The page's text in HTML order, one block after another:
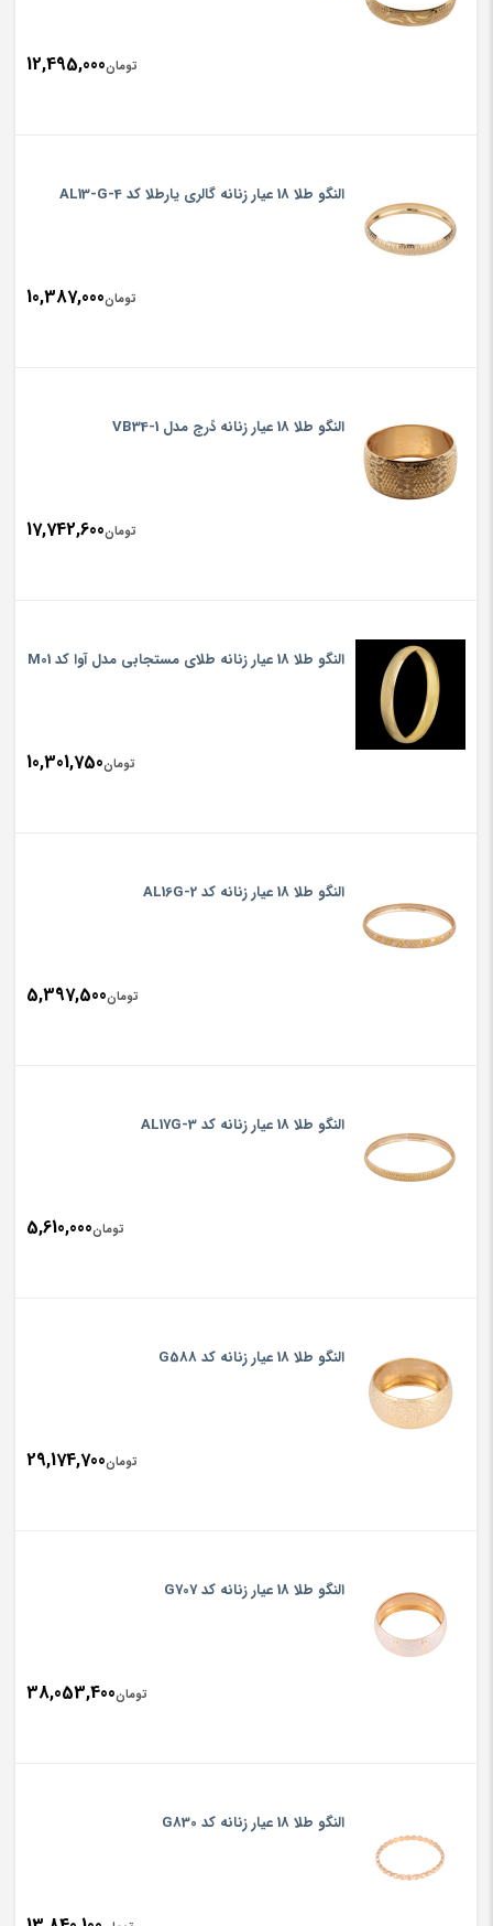
تومان12,495,000
النگو طلا 18 عیار زنانه گالری یارطلا کد AL13-G-4
تومان10,387,000
النگو طلا 18 عیار زنانه دًرج مدل VB34-1
تومان17,742,600
النگو طلا 18 عیار زنانه طلای مستجابی مدل آوا کد M01
تومان10,301,750
النگو طلا 18 عیار زنانه کد AL16G-2
تومان5,397,500
النگو طلا 18 عیار زنانه کد AL17G-3
تومان5,610,000
النگو طلا 18 عیار زنانه کد G588
تومان29,174,700
النگو طلا 18 عیار زنانه کد G707
تومان38,053,400
النگو طلا 18 عیار زنانه کد G830